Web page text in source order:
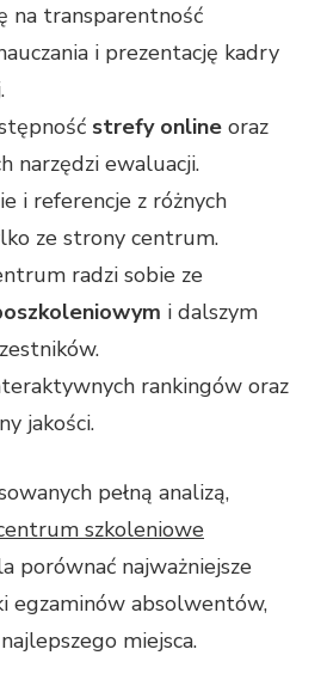
na transparentność
i prezentację kadry
strefy online oraz
narzędzi ewaluacji.
i referencje z różnych
ze strony centrum.
radzi sobie ze
i dalszym
rankingów oraz
jakości.
pełną analizą,
szkoleniowe
porównać najważniejsze
egzaminów absolwentów,
miejsca.